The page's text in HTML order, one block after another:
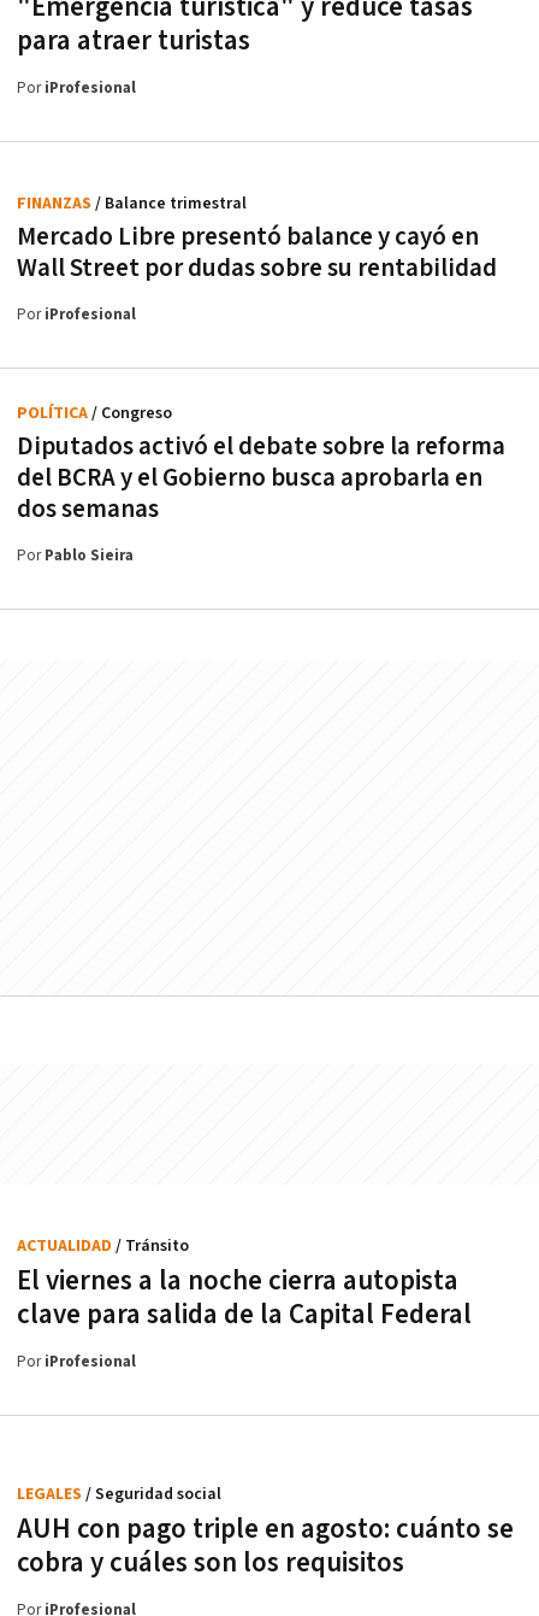
para atraer turistas
PoriProfesional
Mercado Libre presentó balance y cayó en
Wall Street por dudas sobre su rentabilidad
FINANZAS / Balance trimestral
PoriProfesional
Diputados activó el debate sobre la reforma
del BCRA y el Gobierno busca aprobarla en
dos semanas
POLÍTICA/ Congreso
PorPablo Sieira
El viernes a la noche cierra autopista
clave para salida de la Capital Federal
ACTUALIDAD / Tránsito
PoriProfesional
AUH con pago triple en agosto: cuánto se
cobra y cuáles son los requisitos
LEGALES / Seguridad social
PoriProfesional